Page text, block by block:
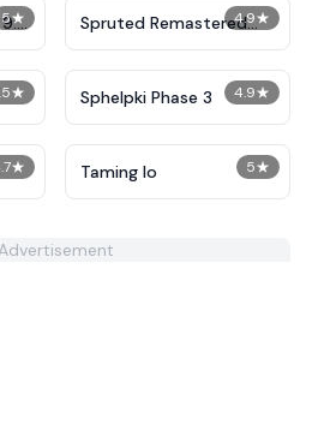
5★ 4.9★
Spruted Remastered
Alternative Phase 2
★ 4.9★
Sphelpki Phase 3
★ 5★
Taming Io